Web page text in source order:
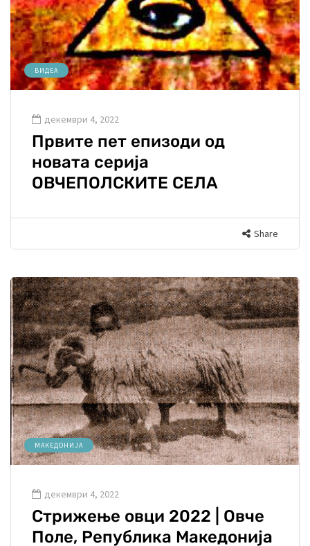
ВИДЕА
декември 4, 2022
Првите пет епизоди од
новата серија
ОВЧЕПОЛСКИТЕ СЕЛА
Share
МАКЕДОНИЈА
декември 4, 2022
Стрижење овци 2022 | Овче
Поле, Република Македонија